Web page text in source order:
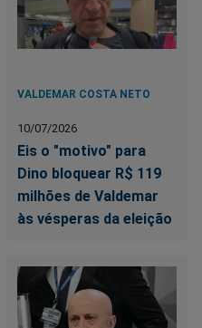
VALDEMAR COSTA NETO
10/07/2026
Eis o "motivo" para
Dino bloquear R$ 119
milhões de Valdemar
às vésperas da eleição